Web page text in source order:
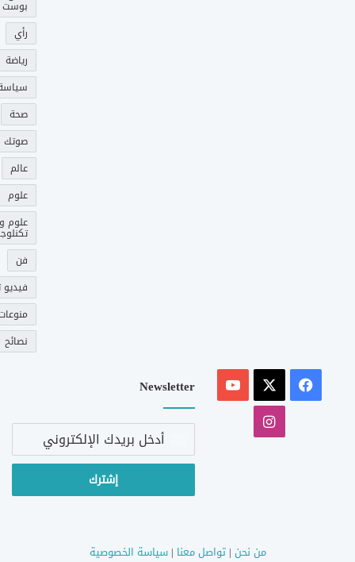
بوست
رأي
رياضة
صحة
عالم
علوم
علوم و
فن
فيديو
نصائح
فيسبوك
‫YouTube
انستقرام
Newsletter
أدخل
الإلكتروني
من نحن |تواصل معنا |سياسة الخصوصية